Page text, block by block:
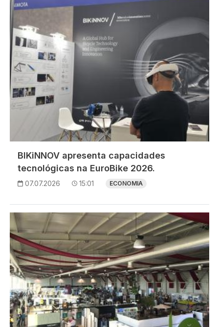
BIKiNNOV apresenta capacidades
tecnológicas na EuroBike 2026.
07.07.2026 15:01 ECONOMIA
Imagem